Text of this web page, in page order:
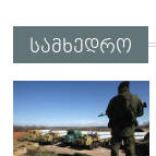
სამხედრო